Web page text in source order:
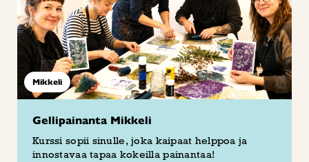
Mikkeli
Gellipainanta Mikkeli
Kurssi sopii sinulle, joka kaipaat helppoa ja
innostavaa tapaa kokeilla painantaa!